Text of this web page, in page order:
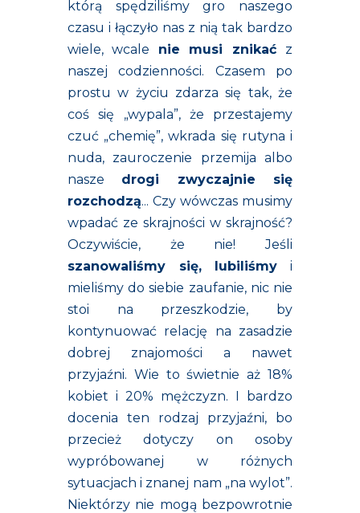
którą spędziliśmy gro naszego
czasu i łączyło nas z nią tak bardzo
wiele, wcale nie musi znikać z
naszej codzienności. Czasem po
prostu w życiu zdarza się tak, że
coś się „wypala”, że przestajemy
czuć „chemię”, wkrada się rutyna i
nuda, zauroczenie przemija albo
nasze drogi zwyczajnie się
rozchodzą... Czy wówczas musimy
wpadać ze skrajności w skrajność?
Oczywiście, że nie! Jeśli
szanowaliśmy się, lubiliśmy i
mieliśmy do siebie zaufanie, nic nie
stoi na przeszkodzie, by
kontynuować relację na zasadzie
dobrej znajomości a nawet
przyjaźni. Wie to świetnie aż 18%
kobiet i 20% mężczyzn. I bardzo
docenia ten rodzaj przyjaźni, bo
przecież dotyczy on osoby
wypróbowanej w różnych
sytuacjach i znanej nam „na wylot”.
Niektórzy nie mogą bezpowrotnie